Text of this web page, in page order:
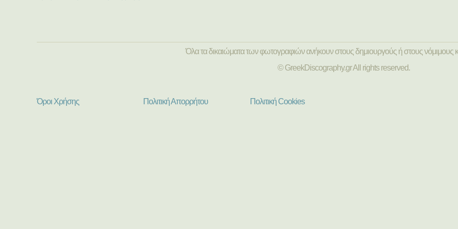
Όλα τα δικαιώματα των φωτογραφιών ανήκουν στους δημιουργούς ή στους νόμιμους
© GreekDiscography.gr All rights reserved.
Όροι Χρήσης Πολιτική Απορρήτου Πολιτική Cookies